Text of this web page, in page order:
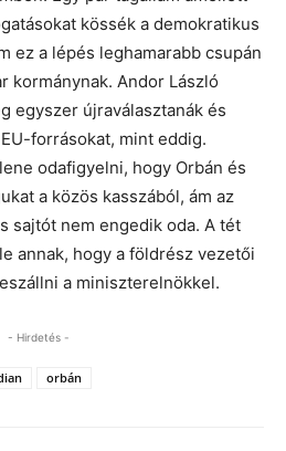
kössék a demokratikus
ez a lépés leghamarabb csupán
kormánynak. Andor László
egyszer újraválasztanák és
forrásokat, mint eddig.
odafigyelni, hogy Orbán és
a közös kasszából, ám az
sajtót nem engedik oda. A tét
annak, hogy a földrész vezetői
a miniszterelnökkel.
- Hirdetés -
orbán